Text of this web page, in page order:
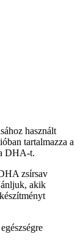
használt
tartalmazza a
DHA-t.
zsírsav
akik